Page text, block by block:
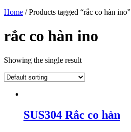
Home / Products tagged “rắc co hàn ino”
rắc co hàn ino
Showing the single result
SUS304 Rắc co hàn